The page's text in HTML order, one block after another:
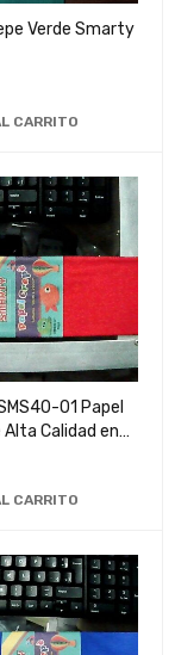
Verde Smarty
CARRITO
01 Papel
Alta Calidad en
para
y
CARRITO